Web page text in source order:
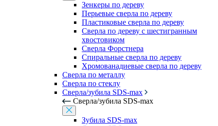
Зенкеры по дереву
Перьевые сверла по дереву
Пластиковые сверла по дереву
Сверла по дереву с шестигранным
хвостовиком
Сверла Форстнера
Спиральные сверла по дереву
Хромованадиевые сверла по дереву
Сверла по металлу
Сверла по стеклу
Сверла/зубила SDS-max
Сверла/зубила SDS-max
Зубила SDS-max